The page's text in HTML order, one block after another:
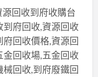
源回收到府收購台
到府回收,資源回收
回收價格,資源回
金回收場,五金回收
回收,到府廢鐵回